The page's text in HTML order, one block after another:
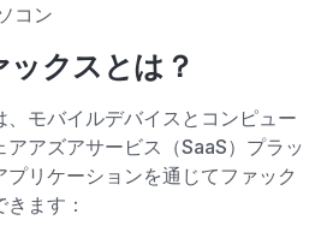
コン
クスとは？
モバイルデバイスとコンピュー
アズアサービス（SaaS）プラッ
プリケーションを通じてファック
ます：